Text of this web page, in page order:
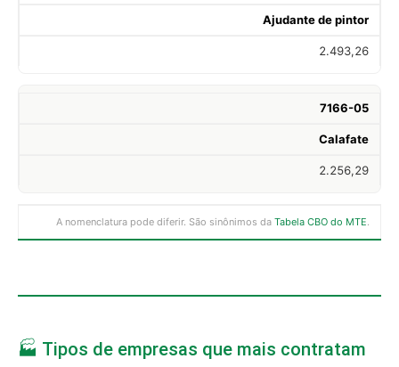
Ajudante de pintor
2.493,26
7166-05
Calafate
2.256,29
A nomenclatura pode diferir. São sinônimos da Tabela CBO do MTE.
🏭 Tipos de empresas que mais contratam